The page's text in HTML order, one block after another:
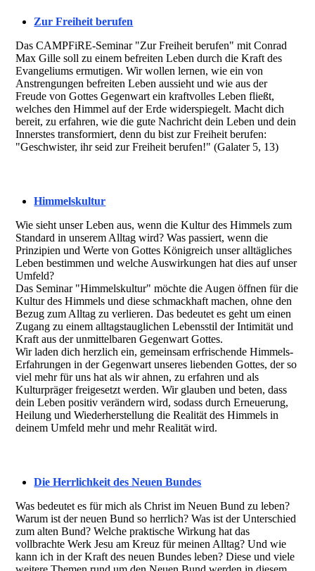
Zur Freiheit berufen
Das CAMPFiRE-Seminar "Zur Freiheit berufen" mit Conrad
Max Gille soll zu einem befreiten Leben durch die Kraft des
Evangeliums ermutigen. Wir wollen lernen, wie ein von
Anstrengungen befreiten Leben aussieht und wie aus der
Freude von Gottes Gegenwart ein kraftvolles Leben fließt,
welches den Himmel auf der Erde widerspiegelt. Macht dich
bereit, zu erfahren, wie die gute Nachricht dein Leben und dein
Innerstes transformiert, denn du bist zur Freiheit berufen:
"Geschwister, ihr seid zur Freiheit berufen!" (Galater 5, 13)
Himmelskultur
Wie sieht unser Leben aus, wenn die Kultur des Himmels zum
Standard in unserem Alltag wird? Was passiert, wenn die
Prinzipien und Werte von Gottes Königreich unser alltägliches
Leben bestimmen und welche Auswirkungen hat dies auf unser
Umfeld?
Das Seminar "Himmelskultur" möchte die Augen öffnen für die
Kultur des Himmels und diese schmackhaft machen, ohne den
Bezug zum Alltag zu verlieren. Das bedeutet es geht um einen
Zugang zu einem alltagstauglichen Lebensstil der Intimität und
Kraft aus der unmittelbaren Gegenwart Gottes.
Wir laden dich herzlich ein, gemeinsam erfrischende Himmels-
Erfahrungen in der Gegenwart unseres liebenden Gottes, der so
viel mehr für uns hat als wir ahnen, zu erfahren und als
Kulturpräger freigesetzt werden. Wir glauben und beten, dass
dein Leben positiv verändern wird, sodass durch Erneuerung,
Heilung und Wiederherstellung die Realität des Himmels in
deinem Umfeld mehr und mehr Realität wird.
Die Herrlichkeit des Neuen Bundes
Was bedeutet es für mich als Christ im Neuen Bund zu leben?
Warum ist der neuen Bund so herrlich? Was ist der Unterschied
zum alten Bund? Welche praktische Wirkung hat das
vollbrachte Werk Jesu am Kreuz für meinen Alltag? Und wie
kann ich in der Kraft des neuen Bundes leben? Diese und viele